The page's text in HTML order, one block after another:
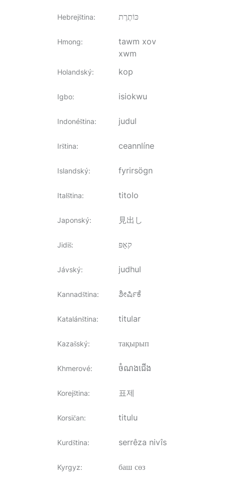
Hebrejština: כּוֹתֶרֶת
Hmong:
tawm xov
xwm
Holandský: kop
Igbo: isiokwu
Indonéština: judul
Irština: ceannlíne
Islandský: fyrirsögn
Italština: titolo
Japonský: 見出し
Jidiš: קאָפּ
Jávský: judhul
Kannadština: ಶೀರ್ಷಿಕೆ
Katalánština: titular
Kazašský: тақырып
Khmerové: ចំណងជើង
Korejština: 표제
Korsičan: titulu
Kurdština: serrêza nivîs
Kyrgyz: баш сөз